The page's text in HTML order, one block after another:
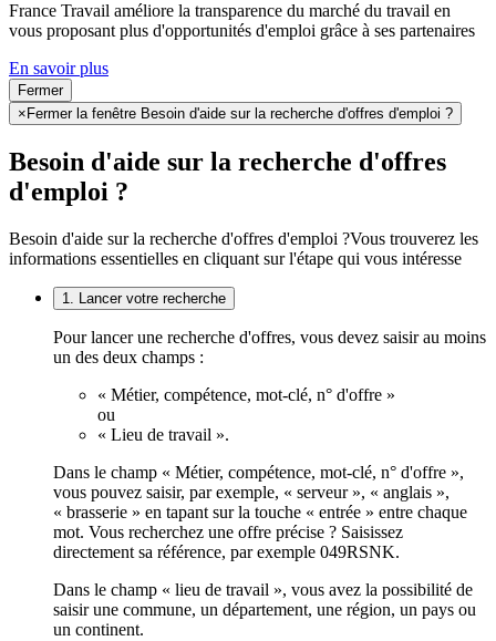
France Travail améliore la transparence du marché du travail en
vous proposant plus d'opportunités d'emploi grâce à ses partenaires
En savoir plus
Fermer
× Fermer la fenêtre Besoin d'aide sur la recherche d'offres d'emploi ?
Besoin d'aide sur la recherche d'offres
d'emploi ?
Besoin d'aide sur la recherche d'offres d'emploi ?Vous trouverez les
informations essentielles en cliquant sur l'étape qui vous intéresse
1. Lancer votre recherche
Pour lancer une recherche d'offres, vous devez saisir au moins
un des deux champs :
« Métier, compétence, mot-clé, n° d'offre »
ou
« Lieu de travail ».
Dans le champ « Métier, compétence, mot-clé, n° d'offre »,
vous pouvez saisir, par exemple, « serveur », « anglais »,
« brasserie » en tapant sur la touche « entrée » entre chaque
mot. Vous recherchez une offre précise ? Saisissez
directement sa référence, par exemple 049RSNK.
Dans le champ « lieu de travail », vous avez la possibilité de
saisir une commune, un département, une région, un pays ou
un continent.